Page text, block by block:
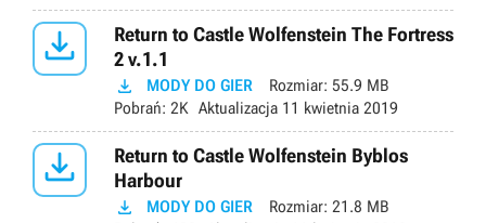

Return to Castle Wolfenstein The Fortress
2 v.1.1
 MODY DO GIER Rozmiar: 55.9 MB
Pobrań: 2K Aktualizacja 11 kwietnia 2019

Return to Castle Wolfenstein Byblos
Harbour
 MODY DO GIER Rozmiar: 21.8 MB